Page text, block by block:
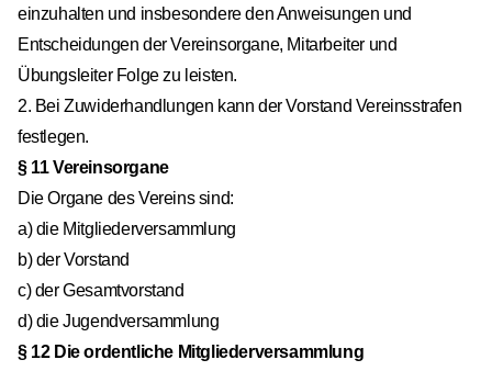
einzuhalten und insbesondere den Anweisungen und
Entscheidungen der Vereinsorgane, Mitarbeiter und
Übungsleiter Folge zu leisten.
2. Bei Zuwiderhandlungen kann der Vorstand Vereinsstrafen
festlegen.
§ 11 Vereinsorgane
Die Organe des Vereins sind:
a) die Mitgliederversammlung
b) der Vorstand
c) der Gesamtvorstand
d) die Jugendversammlung
§ 12 Die ordentliche Mitgliederversammlung